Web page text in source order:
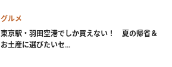
グルメ
東京駅・羽田空港でしか買えない！ 夏の帰省＆
お土産に選びたいセ...